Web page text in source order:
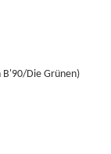
B'90/Die Grünen)